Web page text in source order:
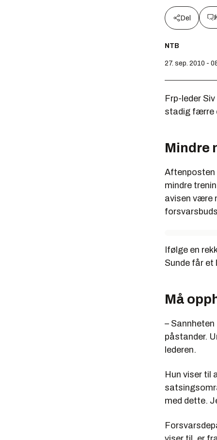
Del
NTB
27. sep. 2010 -
Frp-leder
stadig færre
Mindre
Aftenposten
mindre
avisen være
Ifølge en
Sunde får et
Må
–
påstander.
lederen.
Hun viser til
med dette.